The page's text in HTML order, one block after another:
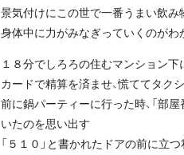
景気付けにこの世で一番うまい飲み
身体中に力がみなぎっていくのがわ
１８分でしろろの住むマンション下
カードで精算を済ませ、慌ててタク
前に鍋パーティーに行った時、「部
いたのを思い出す
「５１０」と書かれたドアの前に立つ